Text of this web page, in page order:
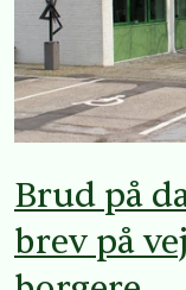
Brud på
brev på